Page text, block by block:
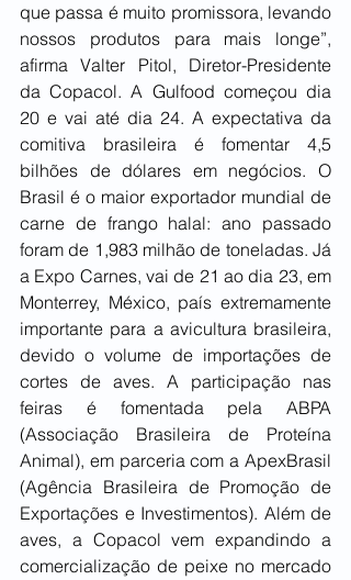
que passa é muito promissora, levando
nossos produtos para mais longe”,
afirma Valter Pitol, Diretor-Presidente
da Copacol. A Gulfood começou dia
20 e vai até dia 24. A expectativa da
comitiva brasileira é fomentar 4,5
bilhões de dólares em negócios. O
Brasil é o maior exportador mundial de
carne de frango halal: ano passado
foram de 1,983 milhão de toneladas. Já
a Expo Carnes, vai de 21 ao dia 23, em
Monterrey, México, país extremamente
importante para a avicultura brasileira,
devido o volume de importações de
cortes de aves. A participação nas
feiras é fomentada pela ABPA
(Associação Brasileira de Proteína
Animal), em parceria com a ApexBrasil
(Agência Brasileira de Promoção de
Exportações e Investimentos). Além de
aves, a Copacol vem expandindo a
comercialização de peixe no mercado